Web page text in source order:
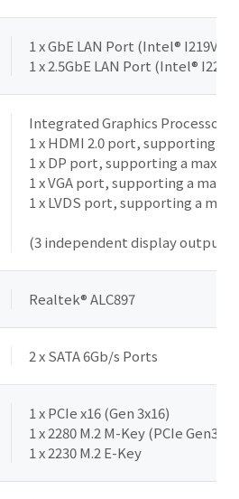
1 x GbE LAN Port (Intel® I219V)
1 x 2.5GbE LAN Port (Intel® I226V)
Integrated Graphics Processor -
1 x HDMI 2.0 port, supporting a
1 x DP port, supporting a
1 x VGA port, supporting a
1 x LVDS port, supporting a
(3 independent display outputs)
Realtek® ALC897
2 x SATA 6Gb/s Ports
1 x PCIe x16 (Gen 3x16)
1 x 2280 M.2 M-Key (PCIe
1 x 2230 M.2 E-Key